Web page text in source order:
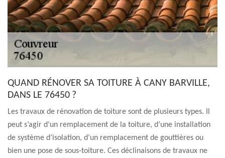
QUAND RÉNOVER SA TOITURE À CANY BARVILLE,
DANS LE 76450 ?
Les travaux de rénovation de toiture sont de plusieurs types. Il
peut s’agir d’un remplacement de la toiture, d’une installation
de système d’isolation, d’un remplacement de gouttières ou
bien une pose de sous-toiture. Ces déclinaisons de travaux ne